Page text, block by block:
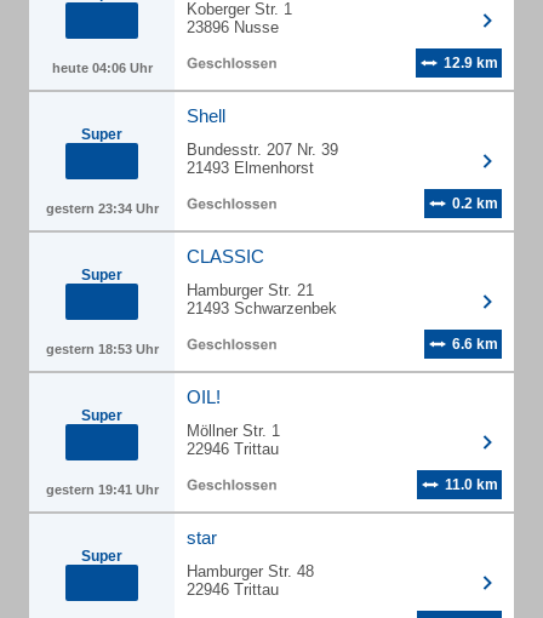
heute 04:06 Uhr
Koberger Str. 1
23896 Nusse
12.9 km
Super
gestern 23:34 Uhr
Shell
Bundesstr. 207 Nr. 39
21493 Elmenhorst
0.2 km
Super
gestern 18:53 Uhr
CLASSIC
Hamburger Str. 21
21493 Schwarzenbek
6.6 km
Super
gestern 19:41 Uhr
OIL!
Möllner Str. 1
22946 Trittau
11.0 km
Super
star
Hamburger Str. 48
22946 Trittau